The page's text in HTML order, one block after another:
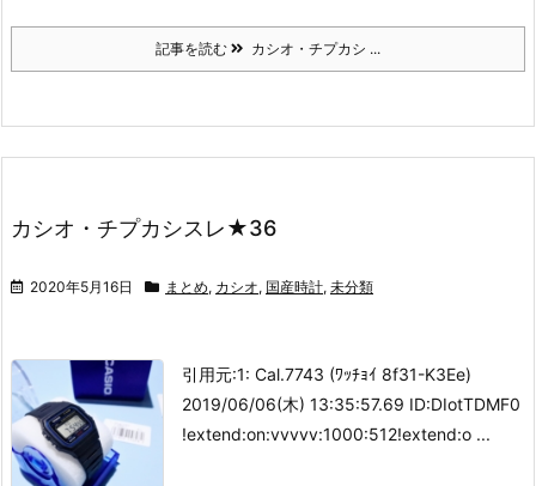
記事を読む カシオ・チプカシ ...
カシオ・チプカシスレ★36
2020年5月16日 まとめ, カシオ, 国産時計, 未分類
引用元:1: Cal.7743 (ﾜｯﾁｮｲ 8f31-K3Ee)
2019/06/06(木) 13:35:57.69 ID:DIotTDMF0
!extend:on:vvvvv:1000:512!extend:o ...